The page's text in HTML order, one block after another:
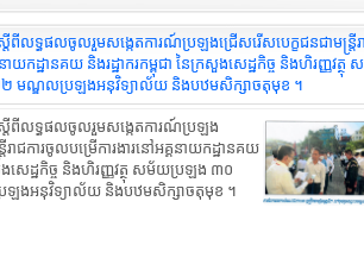
ពីលទ្ធផលចូលរួមសង្កេតការណ៍ប្រឡងជ្រើសរើសបេក្ខជនជាមន្រ្តីរ
ាយកដ្ឋានគយ និងរដ្ឋាករកម្ពុជា នៃក្រសួងសេដ្ឋកិច្ច និងហិរញ្ញវត្ថុ
មណ្ឌលប្រឡងអនុវិទ្យាល័យ និងបឋមសិក្សាចតុមុខ ។
តីពីលទ្ធផលចូលរួមសង្កេតការណ៍ប្រឡង
រាជការចូលបម្រើការងារនៅអគ្គនាយកដ្ឋានគយ
សួងសេដ្ឋកិច្ច និងហិរញ្ញវត្ថុ សម័យប្រឡង ៣០
ងអនុវិទ្យាល័យ និងបឋមសិក្សាចតុមុខ ។